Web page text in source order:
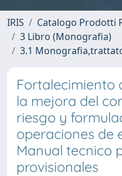
IRIS
Catalogo Prodotti
3 Libro (Monografia)
3.1
Fortalecimiento
la mejora del
riesgo y
operaciones de
Manual tecnico
provisionales